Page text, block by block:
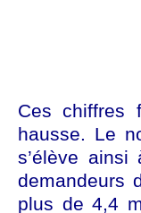
Ces chiffres
hausse. Le
s’élève
demandeurs
plus de 4,4